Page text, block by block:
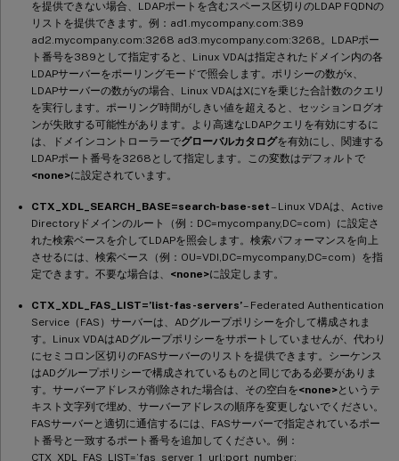
を提供できない場合、LDAPポートを含むスペース区切りのLDAP FQDNの
リストを提供できます。例：ad1.mycompany.com:389
ad2.mycompany.com:3268 ad3.mycompany.com:3268。LDAPポー
ト番号を389として指定すると、Linux VDAは指定されたドメイン内の各
LDAPサーバーをポーリングモードで照会します。ポリシーの数がx、
LDAPサーバーの数がyの場合、Linux VDAはXにYを乗じた合計数のクエリ
を実行します。ポーリング時間がしきい値を超えると、セッションログオ
ンが失敗する可能性があります。より高速なLDAPクエリを有効にするに
は、ドメインコントローラーでグローバルカタログを有効にし、関連する
LDAPポート番号を3268として指定します。この変数はデフォルトで
<none>に設定されています。
CTX_XDL_SEARCH_BASE=search-base-set– Linux VDAは、Active
Directoryドメインのルート（例：DC=mycompany,DC=com）に設定さ
れた検索ベースを介してLDAPを照会します。検索パフォーマンスを向上
させるには、検索ベース（例：OU=VDI,DC=mycompany,DC=com）を指
定できます。不要な場合は、 <none>に設定します。
CTX_XDL_FAS_LIST=’list-fas-servers’– Federated Authentication
Service（FAS）サーバーは、ADグループポリシーを介して構成されま
す。Linux VDAはADグループポリシーをサポートしていませんが、代わり
にセミコロン区切りのFASサーバーのリストを提供できます。シーケンス
はADグループポリシーで構成されているものと同じである必要がありま
す。サーバーアドレスが削除された場合は、その空白を<none>というテ
キスト文字列で埋め、サーバーアドレスの順序を変更しないでください。
FASサーバーと適切に通信するには、FASサーバーで指定されているポー
ト番号と一致するポート番号を追加してください。例：
CTX_XDL_FAS_LIST=’fas_server_1_url:port_number;